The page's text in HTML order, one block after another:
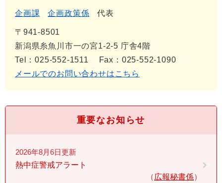
企画課 企画政策係 代表
〒941-8501
新潟県糸魚川市一の宮1-2-5 庁舎4階
Tel：025-552-1511
Fax：025-552-1090
メールでのお問い合わせはこちら
重要なお知らせ
2026年8月6日更新
熱中症警戒アラート
広報秘書係